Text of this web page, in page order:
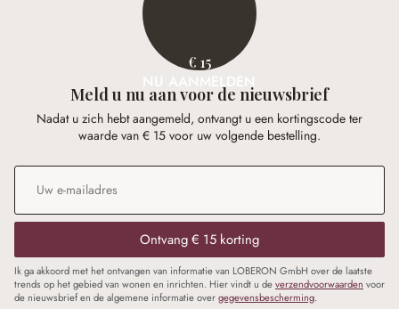
€ 15
NU AANMELDEN
Meld u nu aan voor de nieuwsbrief
Nadat u zich hebt aangemeld, ontvangt u een kortingscode ter
waarde van € 15 voor uw volgende bestelling.
E-mailadres*
Ontvang € 15 korting
Ik ga akkoord met het ontvangen van informatie van LOBERON GmbH over de laatste
trends op het gebied van wonen en inrichten. Hier vindt u deverzendvoorwaarden voor
de nieuwsbrief en de algemene informatie overgegevensbescherming.